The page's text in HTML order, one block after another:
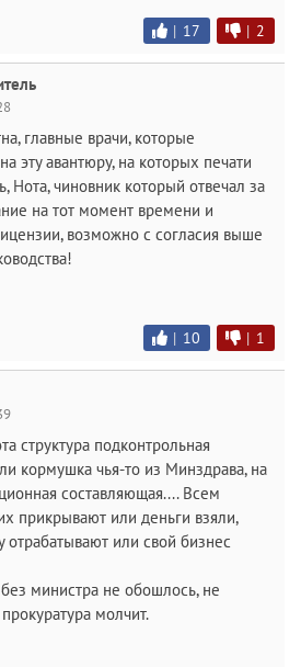
| 17 | 2
главные врачи, которые
эту авантюру, на которых печати
Нота, чиновник который отвечал за
на тот момент времени и
возможно с согласия выше
| 10 | 1
структура подконтрольная
кормушка чья-то из Минздрава, на
составляющая.... Всем
прикрывают или деньги взяли,
отрабатывают или свой бизнес
министра не обошлось, не
молчит.